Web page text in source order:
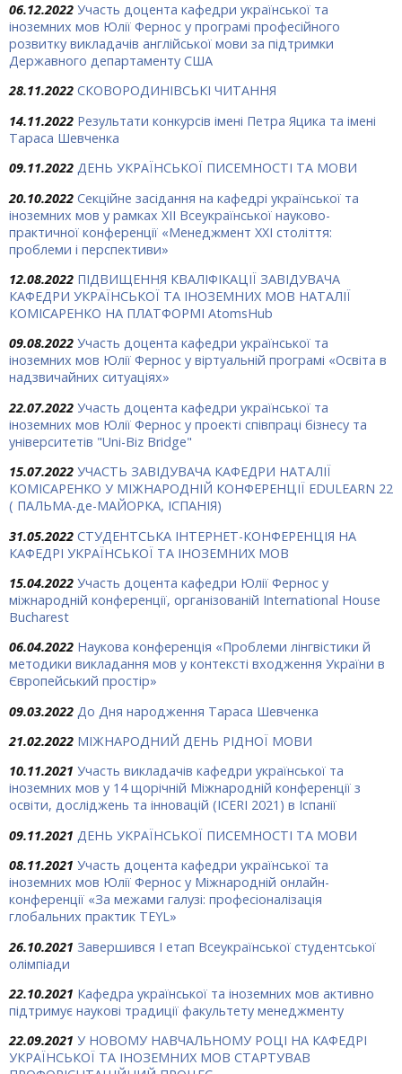
06.12.2022 Участь доцента кафедри української та
іноземних мов Юлії Фернос у програмі професійного
розвитку викладачів англійської мови за підтримки
Державного департаменту США
28.11.2022 СКОВОРОДИНІВСЬКІ ЧИТАННЯ
14.11.2022 Результати конкурсів імені Петра Яцика та імені
Тараса Шевченка
09.11.2022 ДЕНЬ УКРАЇНСЬКОЇ ПИСЕМНОСТІ ТА МОВИ
20.10.2022 Секційне засідання на кафедрі української та
іноземних мов у рамках XII Всеукраїнської науково-
практичної конференції «Менеджмент ХХІ століття:
проблеми і перспективи»
12.08.2022 ПІДВИЩЕННЯ КВАЛІФІКАЦІЇ ЗАВІДУВАЧА
КАФЕДРИ УКРАЇНСЬКОЇ ТА ІНОЗЕМНИХ МОВ НАТАЛІЇ
КОМІСАРЕНКО НА ПЛАТФОРМІ AtomsHub
09.08.2022 Участь доцента кафедри української та
іноземних мов Юлії Фернос у віртуальній програмі «Освіта в
надзвичайних ситуаціях»
22.07.2022 Участь доцента кафедри української та
іноземних мов Юлії Фернос у проекті співпраці бізнесу та
університетів "Uni-Biz Bridge"
15.07.2022 УЧАСТЬ ЗАВІДУВАЧА КАФЕДРИ НАТАЛІЇ
КОМІСАРЕНКО У МІЖНАРОДНІЙ КОНФЕРЕНЦІЇ EDULEARN 22
( ПАЛЬМА-де-МАЙОРКА, ІСПАНІЯ)
31.05.2022 СТУДЕНТСЬКА ІНТЕРНЕТ-КОНФЕРЕНЦІЯ НА
КАФЕДРІ УКРАЇНСЬКОЇ ТА ІНОЗЕМНИХ МОВ
15.04.2022 Участь доцента кафедри Юлії Фернос у
міжнародній конференції, організованій International House
Bucharest
06.04.2022 Наукова конференція «Проблеми лінгвістики й
методики викладання мов у контексті входження України в
Європейський простір»
09.03.2022 До Дня народження Тараса Шевченка
21.02.2022 МІЖНАРОДНИЙ ДЕНЬ РІДНОЇ МОВИ
10.11.2021 Участь викладачів кафедри української та
іноземних мов у 14 щорічній Міжнародній конференції з
освіти, досліджень та інновацій (ICERI 2021) в Іспанії
09.11.2021 ДЕНЬ УКРАЇНСЬКОЇ ПИСЕМНОСТІ ТА МОВИ
08.11.2021 Участь доцента кафедри української та
іноземних мов Юлії Фернос у Міжнародній онлайн-
конференції «За межами галузі: професіоналізація
глобальних практик TEYL»
26.10.2021 Завершився І етап Всеукраїнської студентської
олімпіади
22.10.2021 Кафедра української та іноземних мов активно
підтримує наукові традиції факультету менеджменту
22.09.2021 У НОВОМУ НАВЧАЛЬНОМУ РОЦІ НА КАФЕДРІ
УКРАЇНСЬКОЇ ТА ІНОЗЕМНИХ МОВ СТАРТУВАВ